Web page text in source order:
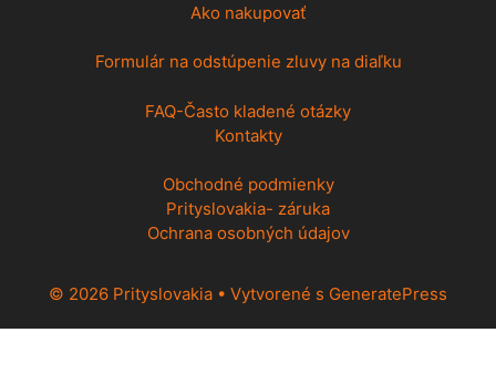
Ako nakupovať
Formulár na odstúpenie zluvy na diaľku
FAQ-Často kladené otázky
Kontakty
Obchodné podmienky
Prityslovakia- záruka
Ochrana osobných údajov
© 2026 Prityslovakia • Vytvorené s GeneratePress